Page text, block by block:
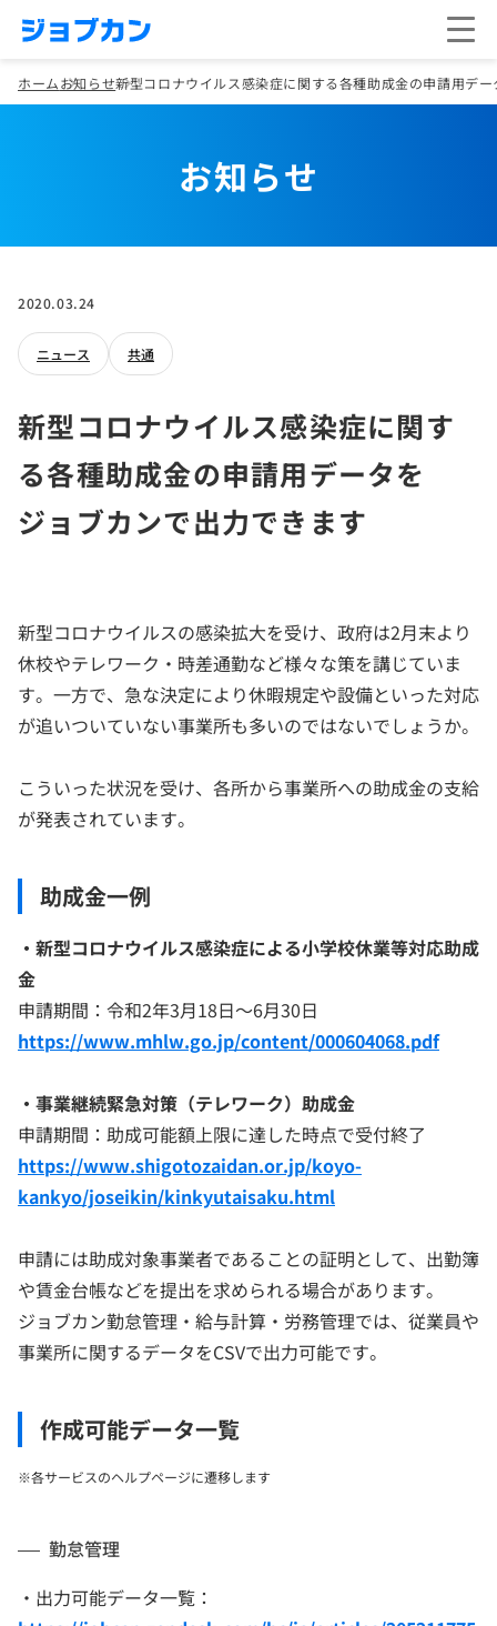
ホームお知らせ新型コロナウイルス感染症に関する各種助成金の申請用デ
お知らせ
2020.03.24
ニュース 共通
新型コロナウイルス感染症に関す
る各種助成金の申請用データを
ジョブカンで出力できます
新型コロナウイルスの感染拡大を受け、政府は2月末より
休校やテレワーク・時差通勤など様々な策を講じていま
す。一方で、急な決定により休暇規定や設備といった対応
が追いついていない事業所も多いのではないでしょうか。
こういった状況を受け、各所から事業所への助成金の支給
が発表されています。
助成金一例
・新型コロナウイルス感染症による小学校休業等対応助成
金
申請期間：令和2年3月18日～6月30日
https://www.mhlw.go.jp/content/000604068.pdf
・事業継続緊急対策（テレワーク）助成金
申請期間：助成可能額上限に達した時点で受付終了
https://www.shigotozaidan.or.jp/koyo-
kankyo/joseikin/kinkyutaisaku.html
申請には助成対象事業者であることの証明として、出勤簿
や賃金台帳などを提出を求められる場合があります。
ジョブカン勤怠管理・給与計算・労務管理では、従業員や
事業所に関するデータをCSVで出力可能です。
作成可能データ一覧
※各サービスのヘルプページに遷移します
勤怠管理
・出力可能データ一覧：